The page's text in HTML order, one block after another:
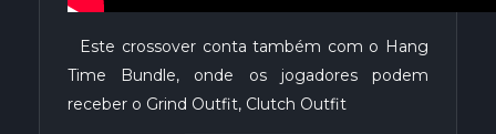
Este crossover conta também com o Hang
Time Bundle, onde os jogadores podem
receber o Grind Outfit, Clutch Outfit